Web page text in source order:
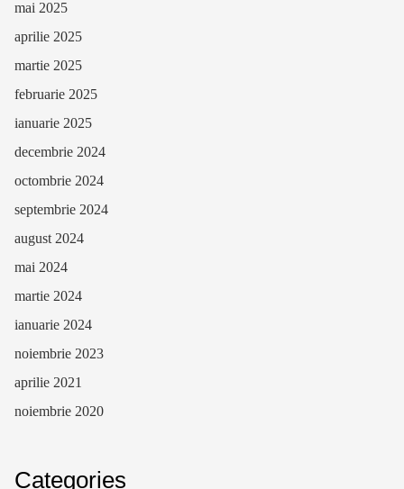
mai 2025
aprilie 2025
martie 2025
februarie 2025
ianuarie 2025
decembrie 2024
octombrie 2024
septembrie 2024
august 2024
mai 2024
martie 2024
ianuarie 2024
noiembrie 2023
aprilie 2021
noiembrie 2020
Categories